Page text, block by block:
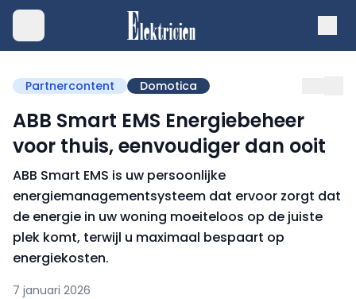
Partnercontent Domotica
ABB Smart EMS Energiebeheer
voor thuis, eenvoudiger dan ooit
ABB Smart EMS is uw persoonlijke
energiemanagementsysteem dat ervoor zorgt dat
de energie in uw woning moeiteloos op de juiste
plek komt, terwijl u maximaal bespaart op
energiekosten.
7 januari 2026